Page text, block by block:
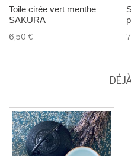
Toile cirée vert menthe
SAKURA
6,50 €